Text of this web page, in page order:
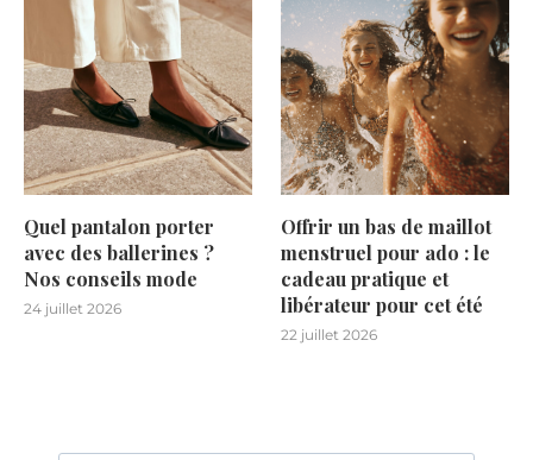
Quel pantalon porter
avec des ballerines ?
Nos conseils mode
24 juillet 2026
Offrir un bas de maillot
menstruel pour ado : le
cadeau pratique et
libérateur pour cet été
22 juillet 2026